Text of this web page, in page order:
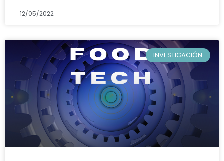
12/05/2022
INVESTIGACIÓN